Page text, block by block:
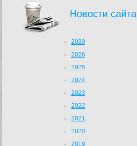
Новости сайта
2030
2026
2025
2024
2023
2022
2021
2020
2019